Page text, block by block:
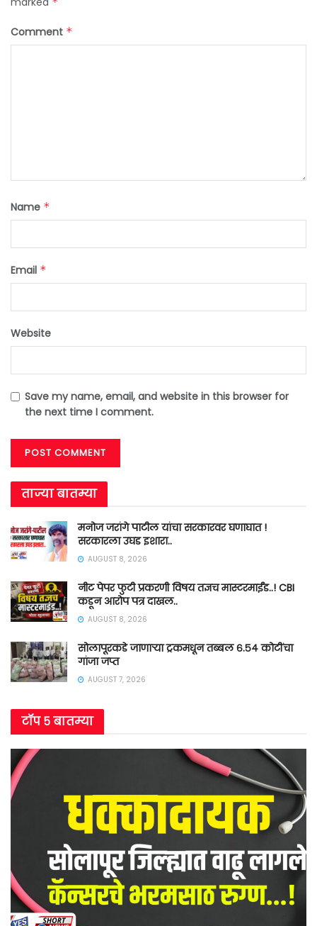
Comment *
Name *
Email *
Website
Save my name, email, and website in this browser for
the next time I comment.
ताज्या बातम्या
मनोज जरांगे पाटील यांचा सरकारवर घणाघात !
सरकारला उघड इशारा..
AUGUST 8, 2026
नीट पेपर फुटी प्रकरणी विषय तज्ञच मास्टरमाईंड..! CBI
कडून आरोप पत्र दाखल..
AUGUST 8, 2026
सोलापूरकडे जाणाऱ्या ट्रकमधून तब्बल ६.५४ कोटींचा
गांजा जप्त
AUGUST 7, 2026
टॉप ५ बातम्या